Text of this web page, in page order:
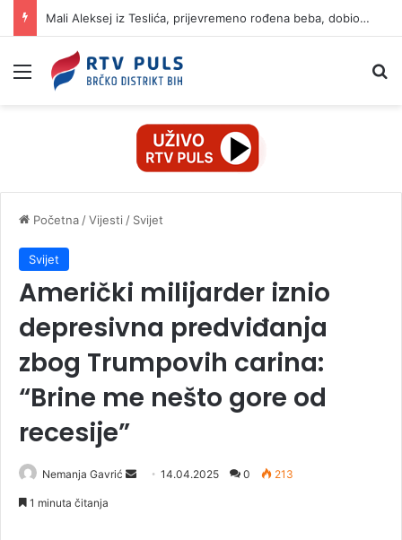
Mali Aleksej iz Teslića, prijevremeno rođena beba, dobio životnu bitku na UKC-u Srpske
Izbornik
Početna /Vijesti / Svijet
Svijet
Američki milijarder iznio
depresivna predviđanja
zbog Trumpovih carina:
“Brine me nešto gore od
recesije”
Nemanja Gavrić 14.04.2025 0 213
1 minuta čitanja